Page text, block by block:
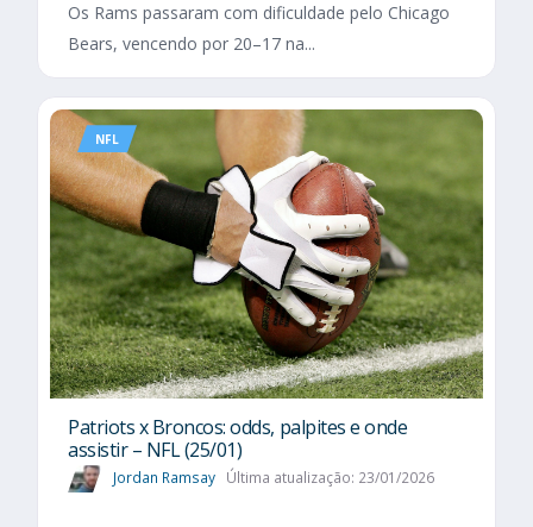
Os Rams passaram com dificuldade pelo Chicago
Bears, vencendo por 20–17 na...
NFL
Patriots x Broncos: odds, palpites e onde
assistir – NFL (25/01)
Jordan Ramsay Última atualização: 23/01/2026